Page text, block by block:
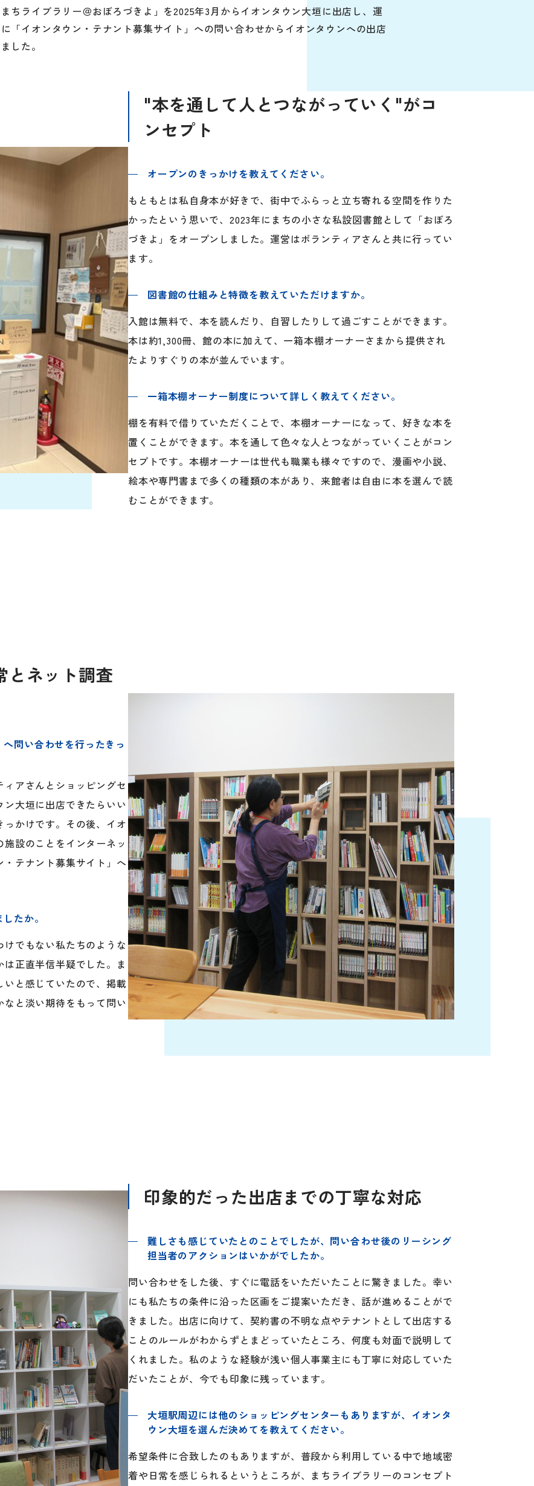
ちライブラリー＠おぼろづきよ」を2025年3月からイオンタウン大垣に出店し、運
「イオンタウン・テナント募集サイト」への問い合わせからイオンタウンへの出店
した。
"本を通して人とつながっていく"がコ
ンセプト
オープンのきっかけを教えてください。
もともとは私自身本が好きで、街中でふらっと立ち寄れる空間を作りた
かったという思いで、2023年にまちの小さな私設図書館として「おぼろ
づきよ」をオープンしました。運営はボランティアさんと共に行ってい
ます。
図書館の仕組みと特徴を教えていただけますか。
入館は無料で、本を読んだり、自習したりして過ごすことができます。
本は約1,300冊、館の本に加えて、一箱本棚オーナーさまから提供され
たよりすぐりの本が並んでいます。
一箱本棚オーナー制度について詳しく教えてください。
棚を有料で借りていただくことで、本棚オーナーになって、好きな本を
置くことができます。本を通して色々な人とつながっていくことがコン
セプトです。本棚オーナーは世代も職業も様々ですので、漫画や小説、
絵本や専門書まで多くの種類の本があり、来館者は自由に本を選んで読
むことができます。
とネット調査
問い合わせを行ったきっ
アさんとショッピングセ
大垣に出店できたらいい
かけです。その後、イオ
設のことをインターネッ
・テナント募集サイト」へ
たか。
でもない私たちのような
正直半信半疑でした。ま
と感じていたので、掲載
と淡い期待をもって問い
印象的だった出店までの丁寧な対応
難しさも感じていたとのことでしたが、問い合わせ後のリーシング
担当者のアクションはいかがでしたか。
問い合わせをした後、すぐに電話をいただいたことに驚きました。幸い
にも私たちの条件に沿った区画をご提案いただき、話が進めることがで
きました。出店に向けて、契約書の不明な点やテナントとして出店する
ことのルールがわからずとまどっていたところ、何度も対面で説明して
くれました。私のような経験が浅い個人事業主にも丁寧に対応していた
だいたことが、今でも印象に残っています。
大垣駅周辺には他のショッピングセンターもありますが、イオンタ
ウン大垣を選んだ決めてを教えてください。
希望条件に合致したのもありますが、普段から利用している中で地域密
着や日常を感じられるというところが、まちライブラリーのコンセプト